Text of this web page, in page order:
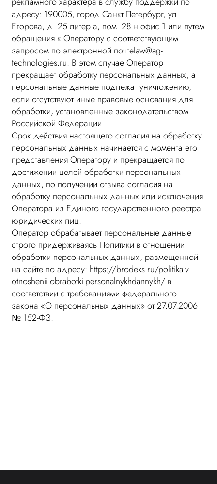
адресу: 190005, город Санкт-Петербург, ул.
Егорова, д. 25 литер а, пом. 28-н офис 1 или путем
обращения к Оператору с соответствующим
запросом по электронной почтеlaw@ag-
technologies.ru. В этом случае Оператор
прекращает обработку персональных данных, а
персональные данные подлежат уничтожению,
если отсутствуют иные правовые основания для
обработки, установленные законодательством
Российской Федерации.
Срок действия настоящего согласия на обработку
персональных данных начинается с момента его
представления Оператору и прекращается по
достижении целей обработки персональных
данных, по получении отзыва согласия на
обработку персональных данных или исключения
Оператора из Единого государственного реестра
юридических лиц.
Оператор обрабатывает персональные данные
строго придерживаясь Политики в отношении
обработки персональных данных, размещенной
на сайте по адресу: https://brodeks.ru/politika-v-
otnoshenii-obrabotki-personalnykhdannykh/ в
соответствии с требованиями федерального
закона «О персональных данных» от 27.07.2006
№ 152-ФЗ.